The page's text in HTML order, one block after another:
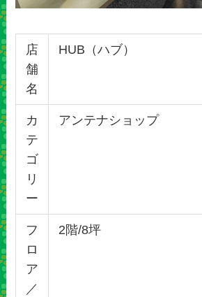
店
舗
名
HUB（ハブ）
カ
テ
ゴ
リ
ー
アンテナショップ
フ
ロ
ア
／
2階/8坪